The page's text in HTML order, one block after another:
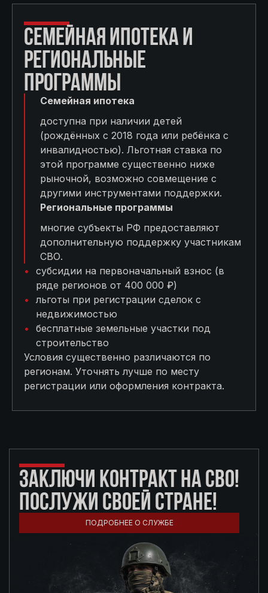
СЕМЕЙНАЯ ИПОТЕКА И
РЕГИОНАЛЬНЫЕ
ПРОГРАММЫ
Семейная ипотека
доступна при наличии детей
(рождённых с 2018 года или ребёнка с
инвалидностью). Льготная ставка по
этой программе существенно ниже
рыночной, возможно совмещение с
другими инструментами поддержки.
Региональные программы
многие субъекты РФ предоставляют
дополнительную поддержку участникам
СВО.
субсидии на первоначальный взнос (в
ряде регионов от 400 000 ₽)
льготы при регистрации сделок с
недвижимостью
бесплатные земельные участки под
строительство
Условия существенно различаются по
регионам. Уточнять лучше по месту
регистрации или оформления контракта.
ЗАКЛЮЧИ КОНТРАКТ НА СВО!
ПОСЛУЖИ СВОЕЙ СТРАНЕ!
ПОДРОБНЕЕ О СЛУЖБЕ